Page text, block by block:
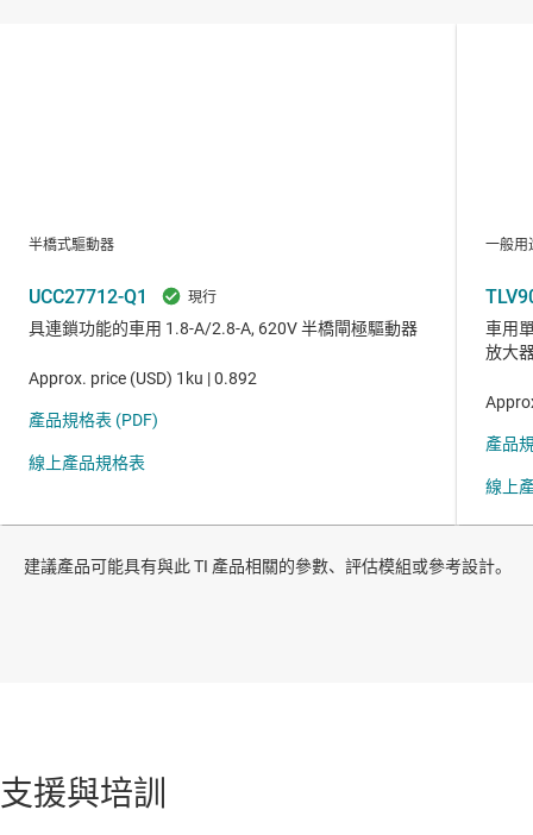
建議產品可能具有與此 TI 產品相關的參數、評估模組或參考設計。
支援與培訓